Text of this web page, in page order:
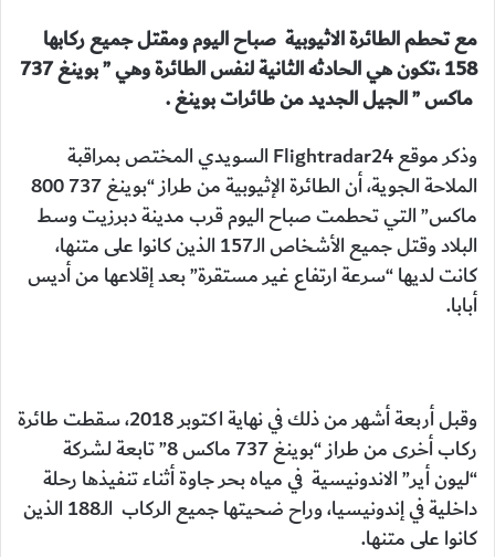
مع تحطم الطائرة الاثيوبية صباح اليوم ومقتل جميع ركابها
158 ،تكون هي الحادثه الثانية لنفس الطائرة وهي ” بوينغ
737
ماكس ” الجيل الجديد من طائرات بوينغ .
وذكر موقع Flightradar24 السويدي المختص بمراقبة
الملاحة الجوية، أن الطائرة الإثيوبية من طراز “بوينغ 737 800
ماكس” التي تحطمت صباح اليوم قرب مدينة دبرزيت وسط
البلاد وقتل جميع الأشخاص الـ157 الذين كانوا على متنها،
كانت لديها “سرعة ارتفاع غير مستقرة” بعد إقلاعها من أديس
أبابا.
وقبل أربعة أشهر من ذلك في نهاية اكتوبر 2018، سقطت طائرة
ركاب أخرى من طراز “بوينغ 737 ماكس 8” تابعة لشركة
“ليون أير” الاندونيسية في مياه بحر جاوة أثناء تنفيذها رحلة
داخلية في إندونيسيا، وراح ضحيتها جميع الركاب الـ188 الذين
كانوا على متنها.